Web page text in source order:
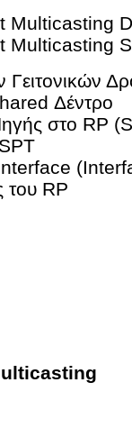
Multicasting
Multicasting
Δέντρο
στο RP
του RP